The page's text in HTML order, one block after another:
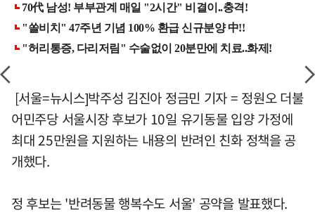
[서울=뉴시스]박주성 김진아 정금민 기자 = 정원오 더불
어민주당 서울시장 후보가 10일 유기동물 입양 가정에
최대 25만원을 지원하는 내용의 반려인 친화 정책을 공
개했다.
정 후보는 '반려동물 행복수도 서울' 공약을 발표했다.